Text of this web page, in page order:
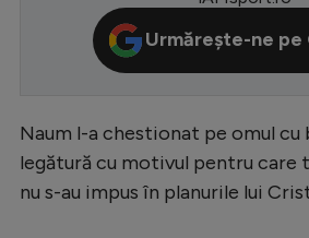
Premier League
LaLiga
Bundesliga
Ligue 1
Urmărește-ne pe
Naum l-a chestionat pe omul cu
legătură cu motivul pentru care
nu s-au impus în planurile lui